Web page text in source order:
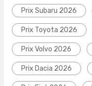
Prix Subaru 2026
Prix Toyota 2026
Prix Volvo 2026
Prix Dacia 2026